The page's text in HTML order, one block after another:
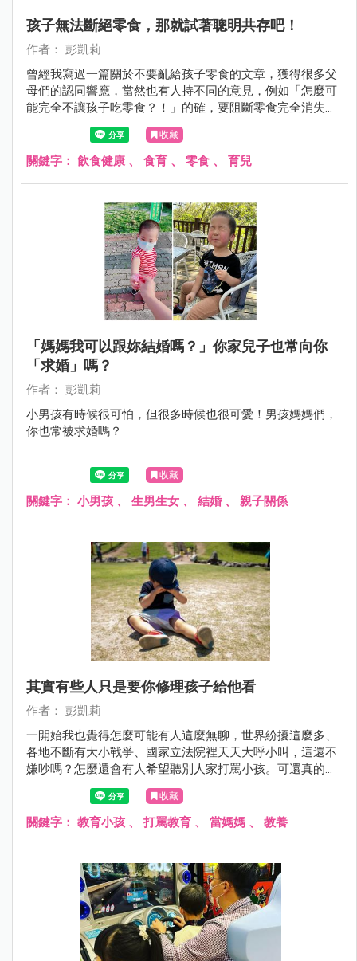
孩子無法斷絕零食，那就試著聰明共存吧！
作者： 彭凱莉
曾經我寫過一篇關於不要亂給孩子零食的文章，獲得很多父
母們的認同響應，當然也有人持不同的意見，例如「怎麼可
能完全不讓孩子吃零食？！」的確，要阻斷零食完全消失在
孩子的世界真的很難，但我們可以試著聰明共存，做到把
關、減少、選擇、尊重父母教養的工作。
收藏
關鍵字： 飲食健康 、 食育 、 零食 、 育兒
「媽媽我可以跟妳結婚嗎？」你家兒子也常向你
「求婚」嗎？
作者： 彭凱莉
小男孩有時候很可怕，但很多時候也很可愛！男孩媽媽們，
你也常被求婚嗎？
收藏
關鍵字： 小男孩 、 生男生女 、 結婚 、 親子關係
其實有些人只是要你修理孩子給他看
作者： 彭凱莉
一開始我也覺得怎麼可能有人這麼無聊，世界紛擾這麼多、
各地不斷有大小戰爭、國家立法院裡天天大呼小叫，這還不
嫌吵嗎？怎麼還會有人希望聽別人家打罵小孩。可還真的有
人會在爸媽面前說：「我都跟你說小孩不乖了，你怎麼不罵
他？」、「我都看見小孩不聽話了，你怎麼不修理她？」
收藏
關鍵字： 教育小孩 、 打罵教育 、 當媽媽 、 教養